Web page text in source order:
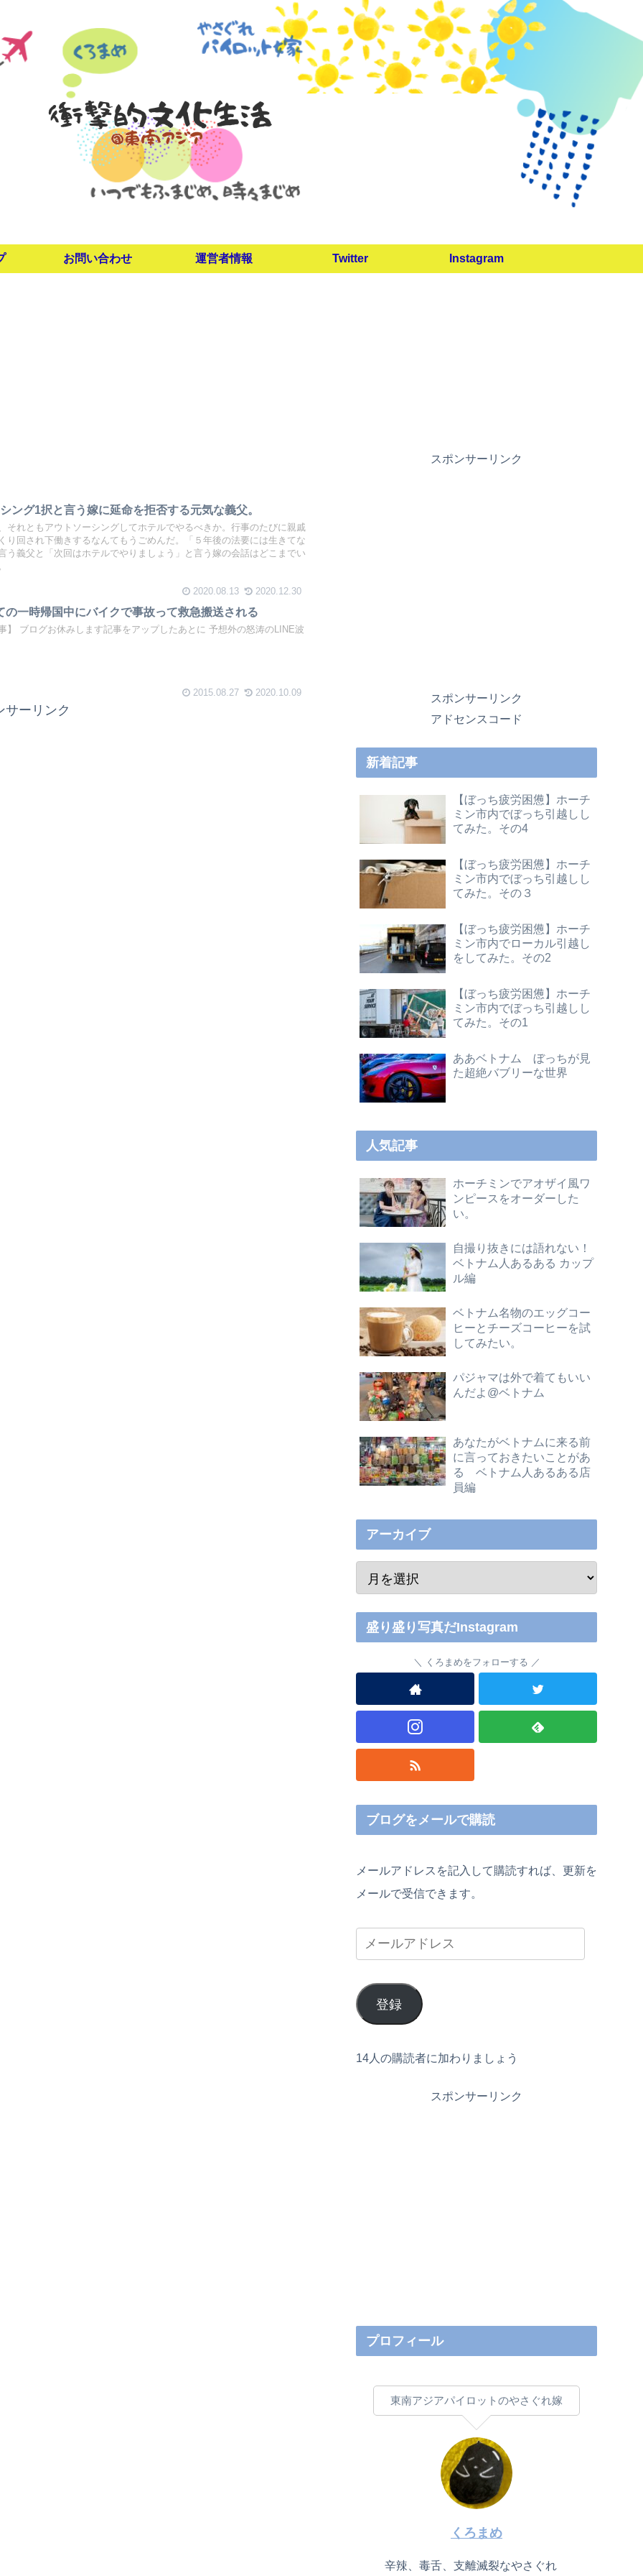
お問い合わせ 運営者情報 Twitter Instagram
ング1択と言う嫁に延命を拒否する元気な義父。
それともアウトソーシングしてホテルでやるべきか。行事のたびに親戚
り回され下働きするなんてもうごめんだ。「５年後の法要には生きてな
う義父と「次回はホテルでやりましょう」と言う嫁の会話はどこまでい
2020.08.13 2020.12.30
の一時帰国中にバイクで事故って救急搬送される
】 ブログお休みします記事をアップしたあとに 予想外の怒涛のLINE波
2015.08.27 2020.10.09
サーリンク
スポンサーリンク
スポンサーリンク
アドセンスコード
新着記事
【ぼっち疲労困憊】ホーチ
ミン市内でぼっち引越しし
てみた。その4
【ぼっち疲労困憊】ホーチ
ミン市内でぼっち引越しし
てみた。その３
【ぼっち疲労困憊】ホーチ
ミン市内でローカル引越し
をしてみた。その2
【ぼっち疲労困憊】ホーチ
ミン市内でぼっち引越しし
てみた。その1
ああベトナム ぼっちが見
た超絶バブリーな世界
人気記事
ホーチミンでアオザイ風ワ
ンピースをオーダーした
い。
自撮り抜きには語れない！
ベトナム人あるある カップ
ル編
ベトナム名物のエッグコー
ヒーとチーズコーヒーを試
してみたい。
パジャマは外で着てもいい
んだよ@ベトナム
あなたがベトナムに来る前
に言っておきたいことがあ
る ベトナム人あるある店
員編
アーカイブ
盛り盛り写真だInstagram
くろまめをフォローする
ブログをメールで購読
メールアドレスを記入して購読すれば、更新を
メールで受信できます。
登録
14人の購読者に加わりましょう
スポンサーリンク
プロフィール
東南アジアパイロットのやさぐれ嫁
くろまめ
辛辣、毒舌、支離滅裂なやさぐれ